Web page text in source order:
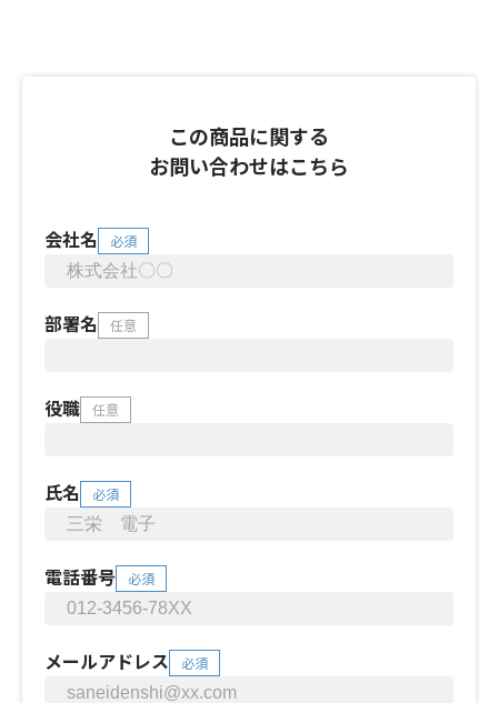
この商品に関する
お問い合わせはこちら
会社名 必須
部署名 任意
役職 任意
氏名 必須
電話番号 必須
メールアドレス 必須